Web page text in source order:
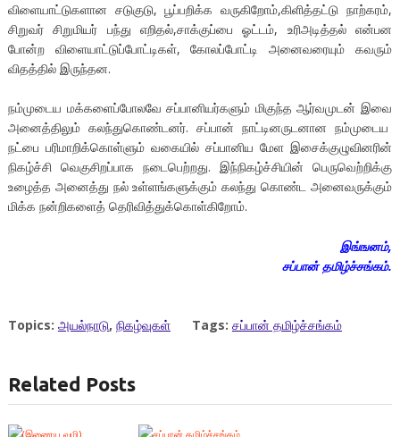
விளையாட்டுகளான சடுகுடு, பூப்பறிக்க வருகிறோம்,கிளித்தட்டு நாற்கரம்,
சிறுவர் சிறுமியர் பந்து எறிதல்,சாக்குப்பை ஓட்டம், உரிஅடித்தல் என்பன
போன்ற விளையாட்டுப்போட்டிகள், கோலப்போட்டி அனைவரையும் கவரும்
விதத்தில் இருந்தன.
நம்முடைய மக்களைப்போலவே சப்பானியர்களும் மிகுந்த ஆர்வமுடன் இவை
அனைத்திலும் கலந்துகொண்டனர். சப்பான் நாட்டினருடனான நம்முடைய
நட்பை பரிமாறிக்கொள்ளும் வகையில் சப்பானிய மேள இசைக்குழுவினரின்
நிகழ்ச்சி வெகுசிறப்பாக நடைபெற்றது. இந்நிகழ்ச்சியின் பெருவெற்றிக்கு
உழைத்த அனைத்து நல் உள்ளங்களுக்கும் கலந்து கொண்ட அனைவருக்கும்
மிக்க நன்றிகளைத் தெரிவித்துக்கொள்கிறோம்.
இங்ஙனம்,
சப்பான் தமிழ்ச்சங்கம்.
Topics: அயல்நாடு, நிகழ்வுகள் Tags: சப்பான் தமிழ்ச்சங்கம்
Related Posts